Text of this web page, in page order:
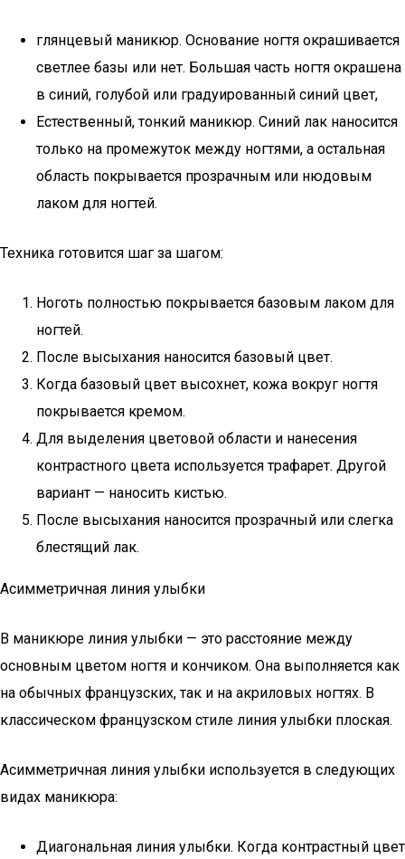
глянцевый маникюр. Основание ногтя окрашивается
светлее базы или нет. Большая часть ногтя окрашена
в синий, голубой или градуированный синий цвет,
Естественный, тонкий маникюр. Синий лак наносится
только на промежуток между ногтями, а остальная
область покрывается прозрачным или нюдовым
лаком для ногтей.
Техника готовится шаг за шагом:
Ноготь полностью покрывается базовым лаком для
ногтей.
После высыхания наносится базовый цвет.
Когда базовый цвет высохнет, кожа вокруг ногтя
покрывается кремом.
Для выделения цветовой области и нанесения
контрастного цвета используется трафарет. Другой
вариант — наносить кистью.
После высыхания наносится прозрачный или слегка
блестящий лак.
Асимметричная линия улыбки
В маникюре линия улыбки — это расстояние между
основным цветом ногтя и кончиком. Она выполняется как
на обычных французских, так и на акриловых ногтях. В
классическом французском стиле линия улыбки плоская.
Асимметричная линия улыбки используется в следующих
видах маникюра:
Диагональная линия улыбки. Когда контрастный цвет